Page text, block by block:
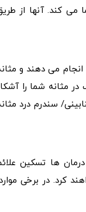
می کند. آنها از
می دهند و
مثانه شما را
سندرم درد
ها تسکین
کرد. در برخی